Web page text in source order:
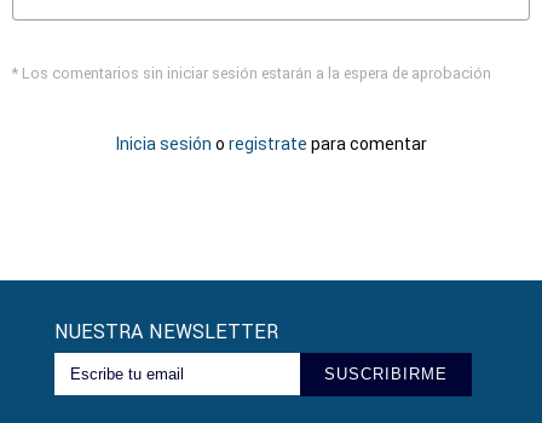
* Los comentarios sin iniciar sesión estarán a la espera de aprobación
Inicia sesión o registrate para comentar
NUESTRA NEWSLETTER
SUSCRIBIRME